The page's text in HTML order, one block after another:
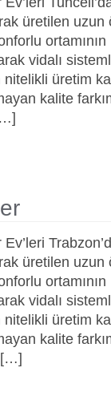
üretilen
ortamının
vidalı
üretim
kalite
Ev’leri
üretilen
ortamının
vidalı
üretim
kalite
[…]